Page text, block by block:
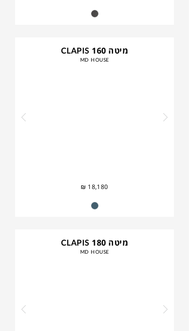
מיטה CLAPIS 160
MD HOUSE
₪ 18,180
מיטה CLAPIS 180
MD HOUSE